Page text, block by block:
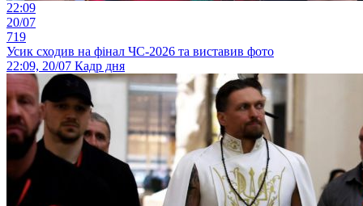
22:09
20/07
719
Усик сходив на фінал ЧС-2026 та виставив фото
22:09, 20/07 Кадр дня